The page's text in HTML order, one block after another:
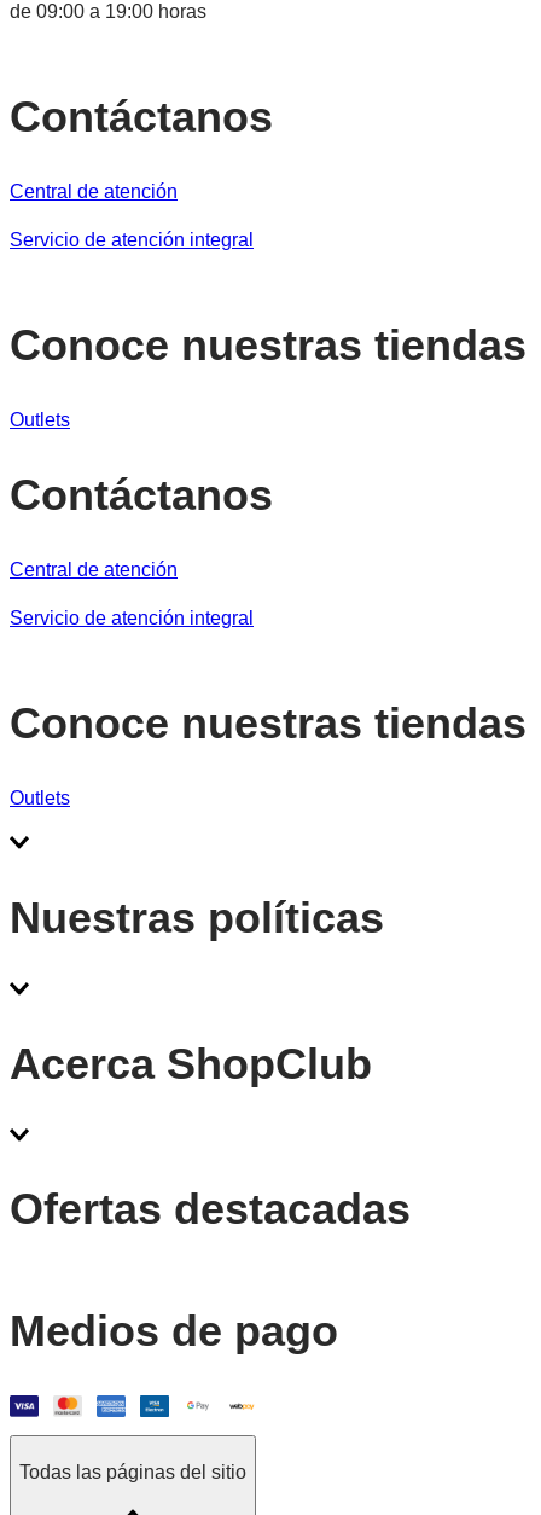
de 09:00 a 19:00 horas
Contáctanos
Central de atención
Servicio de atención integral
Conoce nuestras tiendas
Outlets
Contáctanos
Central de atención
Servicio de atención integral
Conoce nuestras tiendas
Outlets
Nuestras políticas
Acerca ShopClub
Ofertas destacadas
Medios de pago
Todas las páginas del sitio